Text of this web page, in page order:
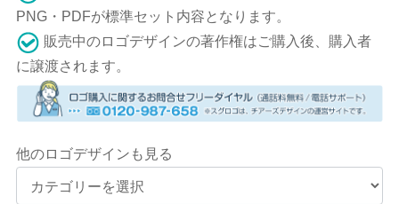
PNG・PDFが標準セット内容となります。
販売中のロゴデザインの著作権はご購入後、購入者
に譲渡されます。
他のロゴデザインも見る